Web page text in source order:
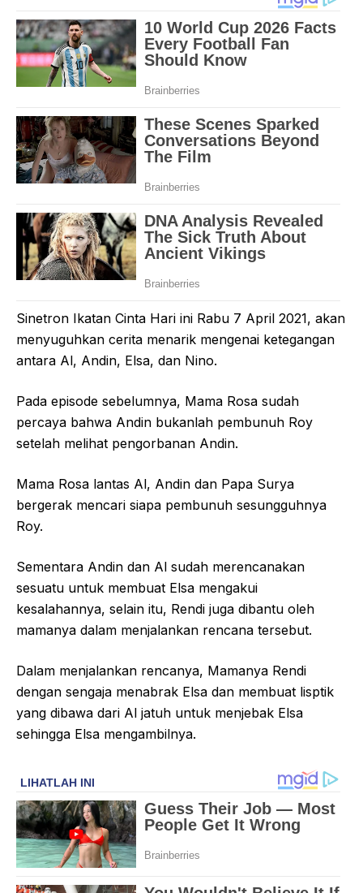
Sinetron Ikatan Cinta Hari ini Rabu 7 April 2021, akan
menyuguhkan cerita menarik mengenai ketegangan
antara Al, Andin, Elsa, dan Nino.
Pada episode sebelumnya, Mama Rosa sudah
percaya bahwa Andin bukanlah pembunuh Roy
setelah melihat pengorbanan Andin.
Mama Rosa lantas Al, Andin dan Papa Surya
bergerak mencari siapa pembunuh sesungguhnya
Roy.
Sementara Andin dan Al sudah merencanakan
sesuatu untuk membuat Elsa mengakui
kesalahannya, selain itu, Rendi juga dibantu oleh
mamanya dalam menjalankan rencana tersebut.
Dalam menjalankan rencanya, Mamanya Rendi
dengan sengaja menabrak Elsa dan membuat lisptik
yang dibawa dari Al jatuh untuk menjebak Elsa
sehingga Elsa mengambilnya.